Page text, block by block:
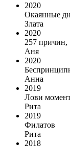
2020
Окаянные
Злата
2020
257 причин,
Аня
2020
Анна
2019
Лови
Рита
2019
Филатов
Рита
2018